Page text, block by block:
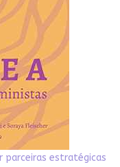
estratégicas